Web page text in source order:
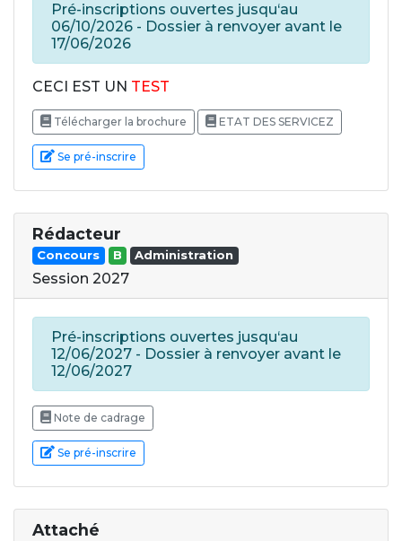
Pré-inscriptions ouvertes jusqu‘au
06/10/2026 - Dossier à renvoyer avant le
17/06/2026
CECI EST UN TEST
Télécharger la brochure ETAT DES SERVICEZ
Se pré-inscrire
Rédacteur
Concours B Administration
Session 2027
Pré-inscriptions ouvertes jusqu‘au
12/06/2027 - Dossier à renvoyer avant le
12/06/2027
Note de cadrage
Se pré-inscrire
Attaché